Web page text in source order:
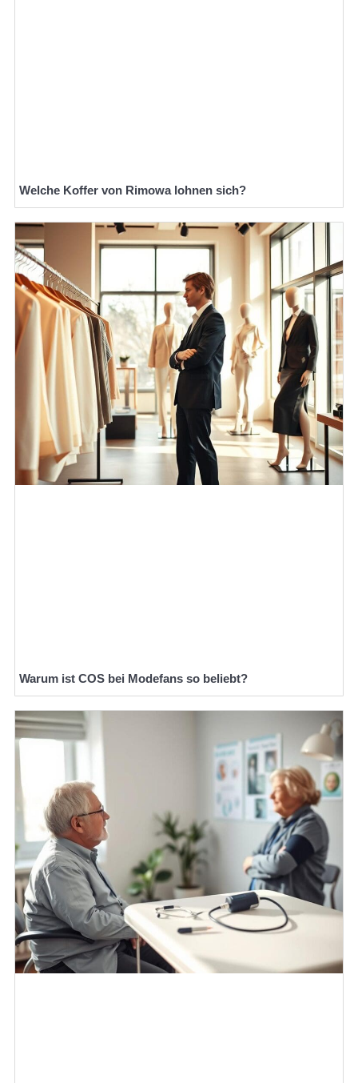
Welche Koffer von Rimowa lohnen sich?
Warum ist COS bei Modefans so beliebt?